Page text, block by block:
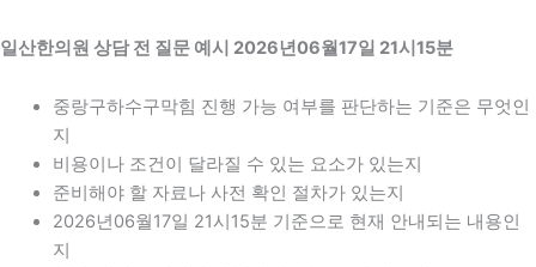
일산한의원 상담 전 질문 예시 2026년06월17일 21시15분
중랑구하수구막힘 진행 가능 여부를 판단하는 기준은 무엇인
지
비용이나 조건이 달라질 수 있는 요소가 있는지
준비해야 할 자료나 사전 확인 절차가 있는지
2026년06월17일 21시15분 기준으로 현재 안내되는 내용인
지